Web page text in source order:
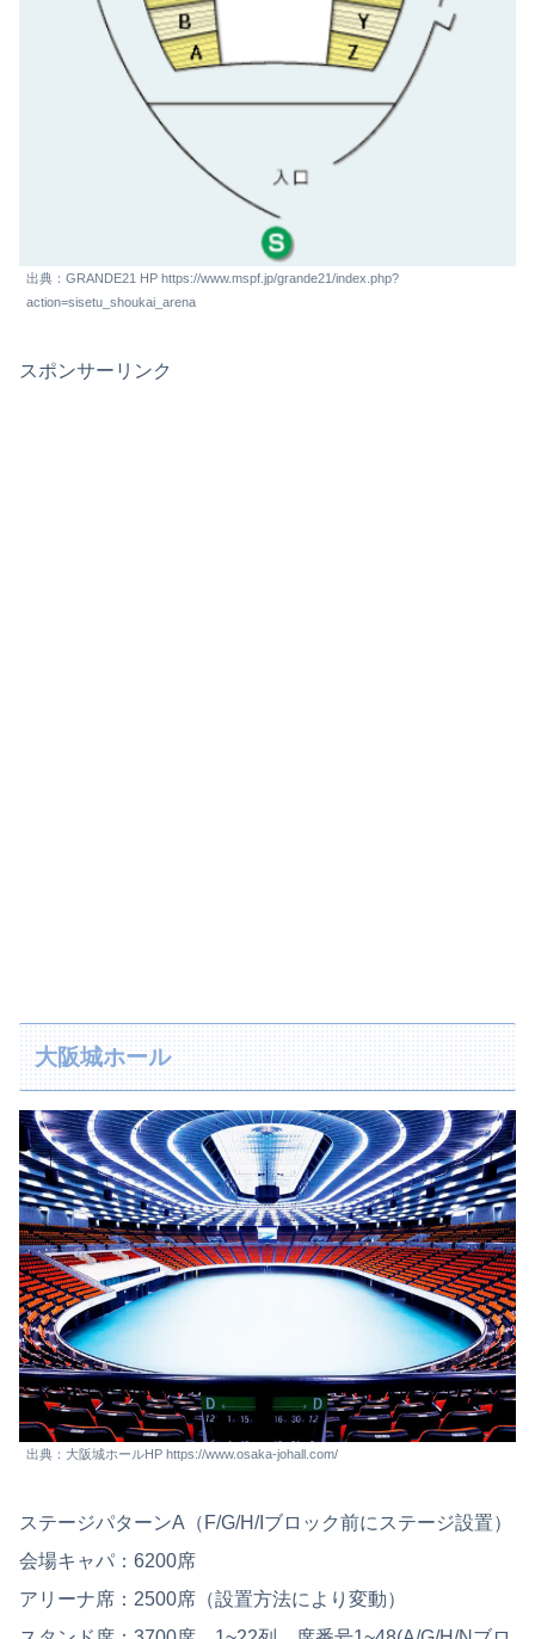
出典：GRANDE21 HP https://www.mspf.jp/grande21/index.php?
action=sisetu_shoukai_arena
スポンサーリンク
大阪城ホール
出典：大阪城ホールHP https://www.osaka-johall.com/
ステージパターンA（F/G/H/Iブロック前にステージ設置）
会場キャパ：6200席
アリーナ席：2500席（設置方法により変動）